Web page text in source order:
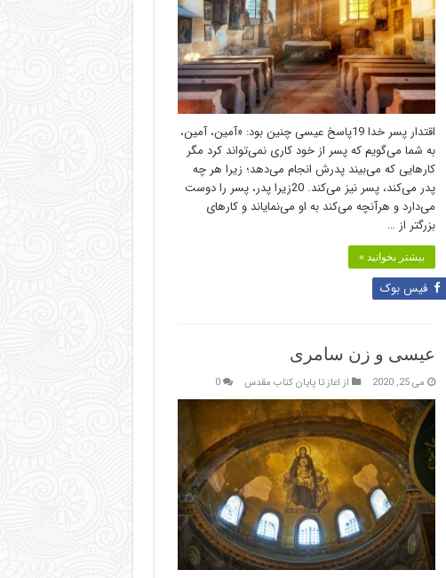
اقتدار پسر خدا 19پاسخ عیسی چنین بود: «آمین، آمین،
به شما می‌گویم که پسر از خود کاری نمی‌تواند کرد مگر
کارهایی که می‌بیند پدرش انجام می‌دهد؛ زیرا هر چه
پدر می‌کند، پسر نیز می‌کند. 20زیرا پدر، پسر را دوست
می‌دارد و هرآنچه می‌کند به او می‌نمایاند و کارهای
بزرگتر از …
بیشتر بخوانید »
فیس بوک
عیسی و زن سامری
می 25, 2020 از اغاز تا پایان کتاب مقدس 0